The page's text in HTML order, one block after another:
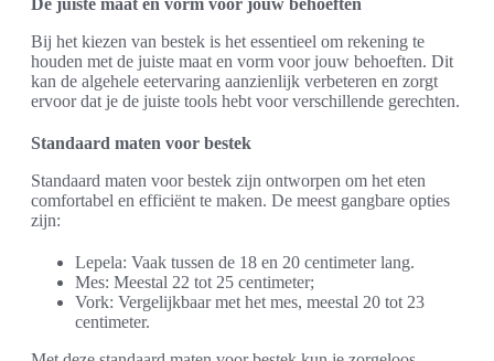
De juiste maat en vorm voor jouw behoeften
Bij het kiezen van bestek is het essentieel om rekening te
houden met de juiste maat en vorm voor jouw behoeften. Dit
kan de algehele eetervaring aanzienlijk verbeteren en zorgt
ervoor dat je de juiste tools hebt voor verschillende gerechten.
Standaard maten voor bestek
Standaard maten voor bestek zijn ontworpen om het eten
comfortabel en efficiënt te maken. De meest gangbare opties
zijn:
Lepela: Vaak tussen de 18 en 20 centimeter lang.
Mes: Meestal 22 tot 25 centimeter;
Vork: Vergelijkbaar met het mes, meestal 20 tot 23
centimeter.